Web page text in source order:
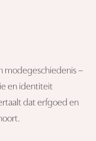
modegeschiedenis –
en identiteit
dat erfgoed en